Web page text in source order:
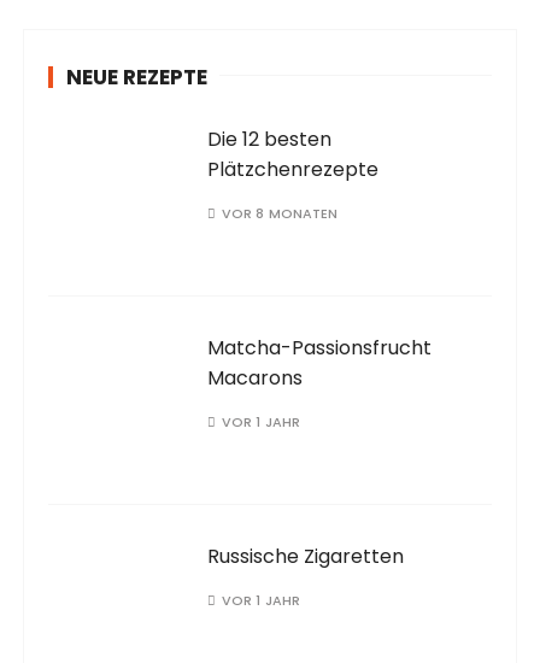
NEUE REZEPTE
Die 12 besten
Plätzchenrezepte
VOR 8 MONATEN
Matcha-Passionsfrucht
Macarons
VOR 1 JAHR
Russische Zigaretten
VOR 1 JAHR